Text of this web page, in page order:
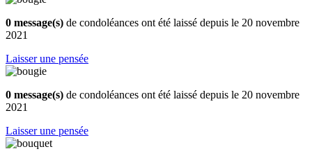
0 message(s) de condoléances ont été laissé depuis le 20 novembre
2021
Laisser une pensée
0 message(s) de condoléances ont été laissé depuis le 20 novembre
2021
Laisser une pensée